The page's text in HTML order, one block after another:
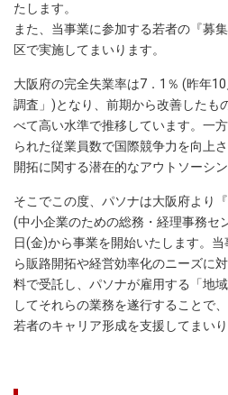
たします。
また、当事業に参加する若者の『募
区で実施してまいります。
大阪府の完全失業率は7．1％ (昨年
調査」)となり、前期から改善したも
べて高い水準で推移しています。一
られた従業員数で国際競争力を向上
開拓に関する潜在的なアウトソーシ
そこでこの度、パソナは大阪府より
(中小企業のための総務・経理事務セ
日(金)から事業を開始いたします。
ら販路開拓や経営効率化のニーズに
料で受託し、パソナが雇用する「地
してそれらの業務を遂行することで
若者のキャリア形成を支援してまいり